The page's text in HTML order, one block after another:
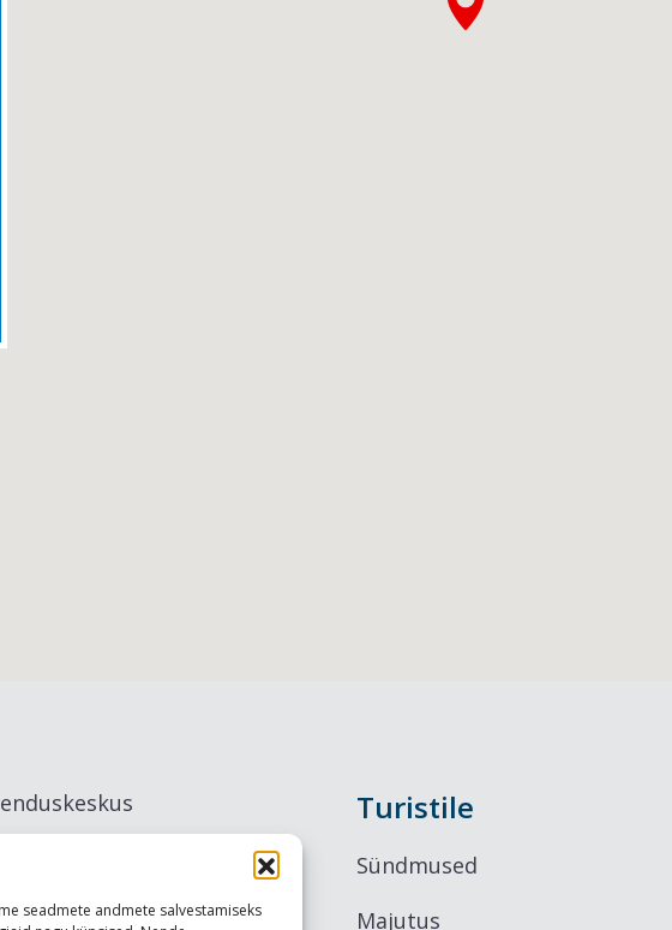
seadmete andmete salvestamiseks
Turistile
Sündmused
Majutus